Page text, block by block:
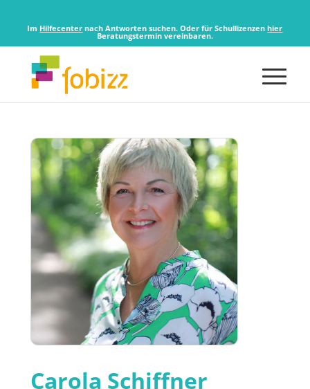
Im Hilfecenter nach Antworten suchen. Oder für Schullizenzenhier
Beratungstermin vereinbaren.
Carola Schiffner